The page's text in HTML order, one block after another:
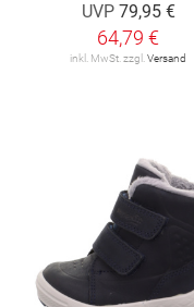
UVP 79,95 €
64,79 €
inkl. MwSt. zzgl.Versand